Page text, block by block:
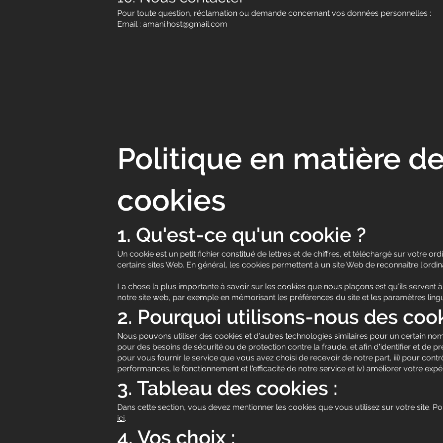
Pour toute question, réclamation ou demande concernant vos données personnelles :
Email : amani.host@gmail.com
Politique en matière
cookies
1. Qu'est-ce qu'un cookie ?
Un cookie est un petit fichier constitué de lettres et de chiffres, et téléchargé sur votre
certains sites Web. En général, les cookies permettent à un site Web de reconnaître
La chose la plus importante à savoir sur les cookies que nous plaçons est qu'ils servent
notre site web, par exemple en mémorisant les préférences du site et les paramètres
2. Pourquoi utilisons-nous des
Nous pouvons utiliser des cookies et d'autres technologies similaires pour un certain
pour des besoins de sécurité ou de protection contre la fraude, et afin d'identifier et de
pour vous fournir le service que vous avez choisi de recevoir de notre part, iii) pour
performances, le fonctionnement et l'efficacité de notre service et iv) améliorer votre
3. Tableau des cookies :
Dans cette section, vous devez mentionner les cookies que vous utilisez sur votre site.
ici.
4. Vos choix :